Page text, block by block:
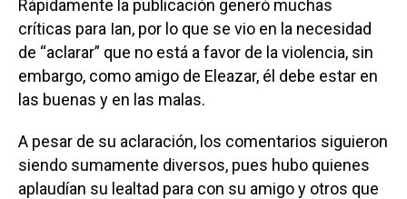
Rápidamente la publicación generó muchas
críticas para Ian, por lo que se vio en la necesidad
de “aclarar” que no está a favor de la violencia, sin
embargo, como amigo de Eleazar, él debe estar en
las buenas y en las malas.
A pesar de su aclaración, los comentarios siguieron
siendo sumamente diversos, pues hubo quienes
aplaudían su lealtad para con su amigo y otros que